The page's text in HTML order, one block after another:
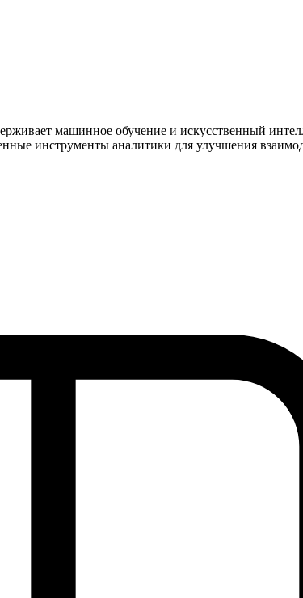
машинное обучение и искусственный
инструменты аналитики для улучшения